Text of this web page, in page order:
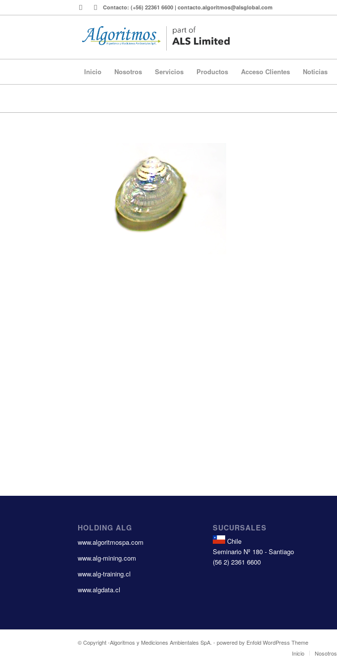
Contacto: (+56) 22361 6600 | contacto.algoritmos@alsglobal.com
Inicio Nosotros Servicios Productos Acceso Clientes Noticias
HOLDING ALG
www.algoritmospa.com
www.alg-mining.com
www.alg-training.cl
www.algdata.cl
SUCURSALES
Chile
Seminario Nº 180 - Santiago
(56 2) 2361 6600
© Copyright -Algoritmos y Mediciones Ambientales SpA. - powered by Enfold WordPress Theme
Inicio
Nosotros